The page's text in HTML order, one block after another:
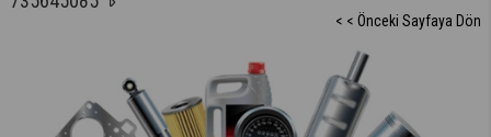
< < Önceki Sayfaya Dön